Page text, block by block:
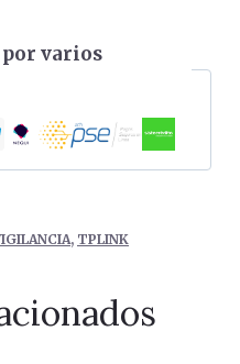
varios
, TPLINK